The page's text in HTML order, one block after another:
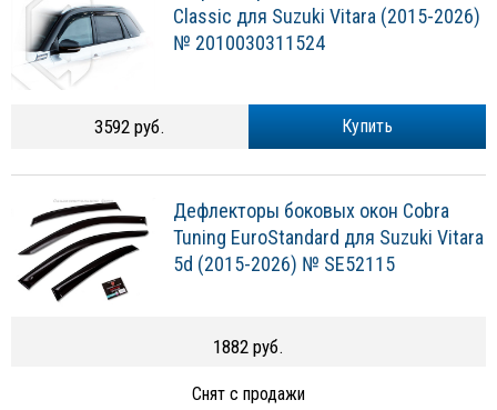
Classic для Suzuki Vitara (2015-2026)
№ 2010030311524
Купить
3592 руб.
Дефлекторы боковых окон Cobra
Tuning EuroStandard для Suzuki Vitara
5d (2015-2026) № SE52115
1882 руб.
Снят с продажи